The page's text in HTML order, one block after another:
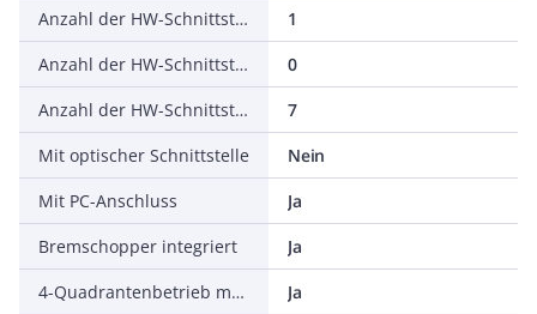
Anzahl der HW-Schnittstellen USB
1
Anzahl der HW-Schnittstellen parallel
0
Anzahl der HW-Schnittstellen sonstige
7
Mit optischer Schnittstelle
Nein
Mit PC-Anschluss
Ja
Bremschopper integriert
Ja
4-Quadrantenbetrieb möglich
Ja